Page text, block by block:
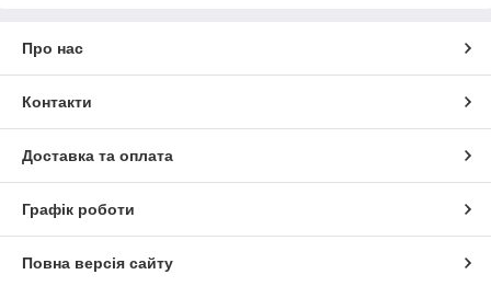
Про нас
Контакти
Доставка та оплата
Графік роботи
Повна версія сайту